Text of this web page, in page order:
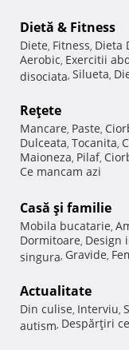
Dietă & Fitness
Diete, Fitness, Dieta
Aerobic, Exercitii
disociata, Silueta,
Reţete
Mancare, Paste,
Dulceata, Tocanita,
Maioneza, Pilaf,
Ce mancam azi
Casă şi familie
Mobila bucatarie,
Dormitoare, Design
singura, Gravide,
Actualitate
Din culise, Interviu,
autism, Despărţiri